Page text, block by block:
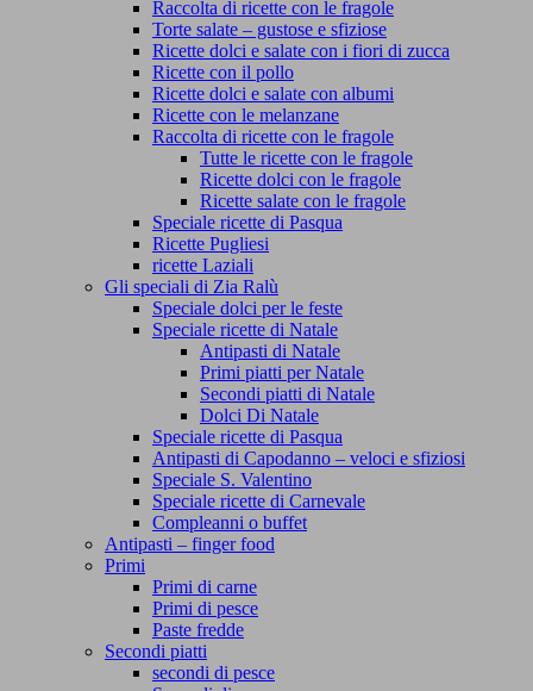
Raccolta di ricette con le fragole
Torte salate – gustose e sfiziose
Ricette dolci e salate con i fiori di zucca
Ricette con il pollo
Ricette dolci e salate con albumi
Ricette con le melanzane
Raccolta di ricette con le fragole
Tutte le ricette con le fragole
Ricette dolci con le fragole
Ricette salate con le fragole
Speciale ricette di Pasqua
Ricette Pugliesi
ricette Laziali
Gli speciali di Zia Ralù
Speciale dolci per le feste
Speciale ricette di Natale
Antipasti di Natale
Primi piatti per Natale
Secondi piatti di Natale
Dolci Di Natale
Speciale ricette di Pasqua
Antipasti di Capodanno – veloci e sfiziosi
Speciale S. Valentino
Speciale ricette di Carnevale
Compleanni o buffet
Antipasti – finger food
Primi
Primi di carne
Primi di pesce
Paste fredde
Secondi piatti
secondi di pesce